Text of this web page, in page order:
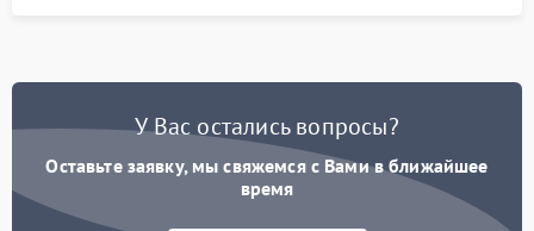
У Вас остались вопросы?
Оставьте заявку, мы свяжемся с Вами в ближайшее
время